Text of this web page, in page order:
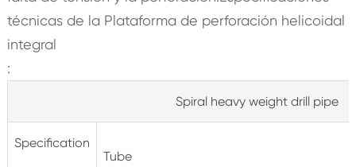
técnicas de la Plataforma de perforación helicoidal
integral
:
Spiral heavy weight drill pipe
Specification
Tube